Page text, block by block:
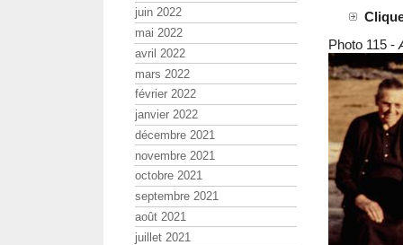
Photo 115 -
juin 2022
mai 2022
avril 2022
mars 2022
février 2022
janvier 2022
décembre 2021
novembre 2021
octobre 2021
septembre 2021
août 2021
juillet 2021